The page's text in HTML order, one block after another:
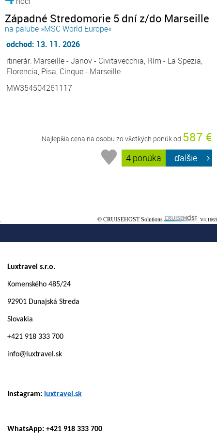
Západné Stredomorie 5 dní z/do Marseille
na palube »MSC World Europe«
odchod: 13. 11. 2026
itinerár: Marseille - Janov - Civitavecchia, Rím - La Spezia,
Florencia, Pisa, Cinque - Marseille
MW354504261117
Najlepšia cena na osobu zo všetkých ponúk od 587 €
4 ponúka ďalšie
© CRUISEHOST Solutions V4.1663
Luxtravel s.r.o.
Komenského 485/24
92901 Dunajská Streda
Slovakia
+421 918 333 700
info@luxtravel.sk
Instagram: luxtravel.sk
WhatsApp: +421 918 333 700